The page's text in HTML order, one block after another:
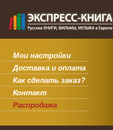
Мои настройки
Доставка и оплата
Как сделать заказ?
Контакт
Распродажа